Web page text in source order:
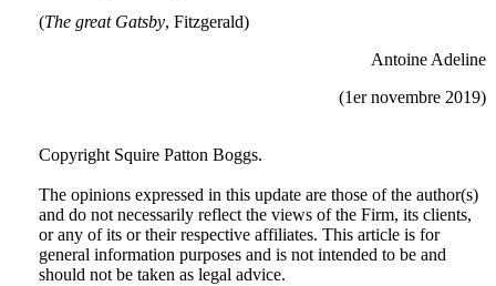
(The great Gatsby, Fitzgerald)
Antoine Adeline
(1er novembre 2019)
Tweet
this
post
Like
this
post
Email
this
post
Share
this
post
on
LinkedIn
Copyright Squire Patton Boggs.
The opinions expressed in this update are those of the author(s)
and do not necessarily reflect the views of the Firm, its clients,
or any of its or their respective affiliates. This article is for
general information purposes and is not intended to be and
should not be taken as legal advice.